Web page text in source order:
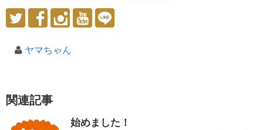
ヤマちゃん
関連記事
始めました！